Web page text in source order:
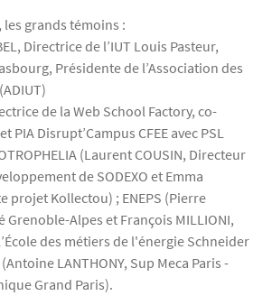
les grands témoins :
Directrice de l’IUT Louis Pasteur,
Présidente de l’Association des
de la Web School Factory, co-
PIA Disrupt’Campus CFEE avec PSL
(Laurent COUSIN, Directeur
de SODEXO et Emma
projet Kollectou) ; ENEPS (Pierre
Grenoble-Alpes et François MILLIONI,
des métiers de l'énergie Schneider
LANTHONY, Sup Meca Paris -
Grand Paris).